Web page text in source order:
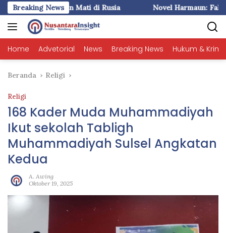
Langsung
ke
konten
Breaking News
: Liem Ingin Mati di Rusia Novel Harmaun: Fakta plus
Home Advetorial News Breaking News Hukum &
Beranda Religi
Religi
168 Kader Muda Muhammadiyah
Ikut sekolah Tabligh
Muhammadiyah Sulsel Angkatan
Kedua
A. Awing
Oktober 19, 2025